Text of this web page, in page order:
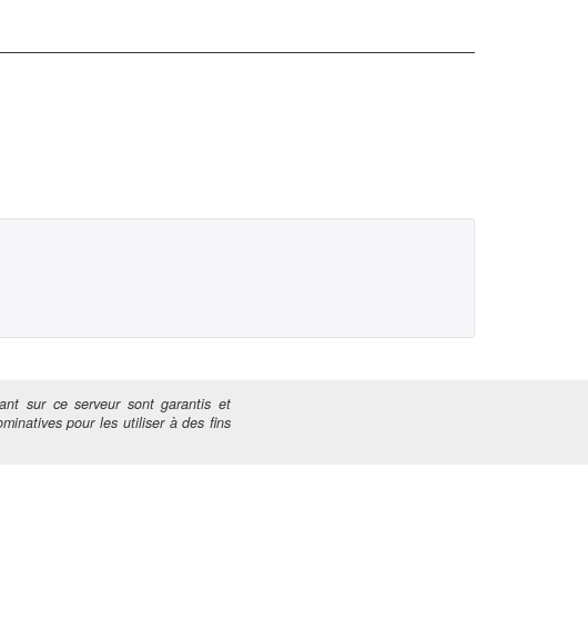
sur ce serveur sont garantis et
pour les utiliser à des fins